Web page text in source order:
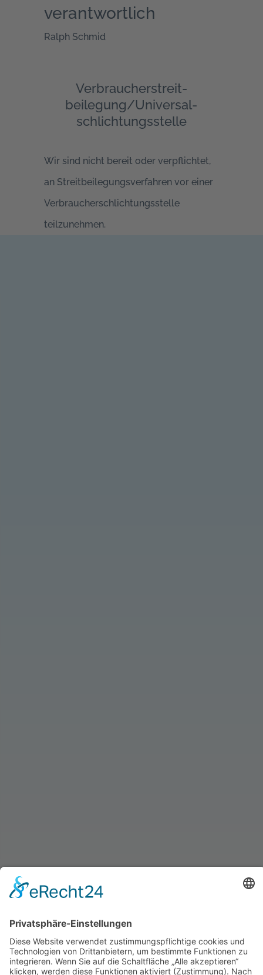
verantwortlich
Ralph Schmid
Verbraucher­streit­
beilegung/Universal­
schlichtungs­stelle
Wir sind nicht bereit oder verpflichtet,
an Streitbeilegungsverfahren vor einer
Verbraucherschlichtungsstelle
teilzunehmen.